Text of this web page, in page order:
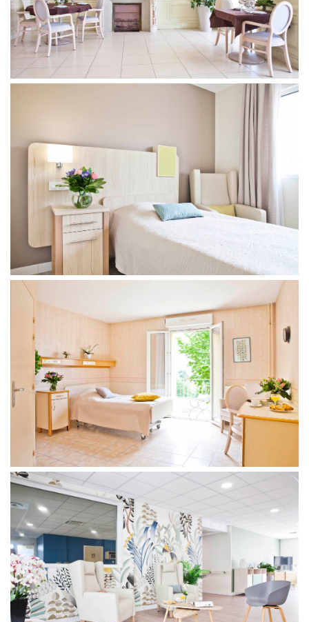
Présentation
Démarche Éco responsable
Accueil Permanent
Les équipes soignantes
Activités thérapeutiques
Accompagnement spécialisé
Intervenants extérieurs et partenariats
Restauration
Animations et sorties
Les services
Nous contacter
Horaires et accès
La galerie photos
Démarches d'admission
Les aides financières